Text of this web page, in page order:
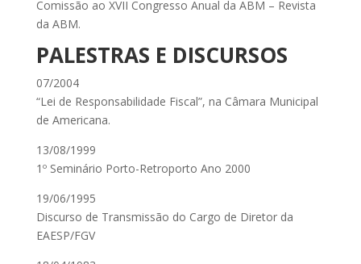
Comissão ao XVII Congresso Anual da ABM – Revista
da ABM.
PALESTRAS E DISCURSOS
07/2004
“Lei de Responsabilidade Fiscal”, na Câmara Municipal
de Americana.
13/08/1999
1º Seminário Porto-Retroporto Ano 2000
19/06/1995
Discurso de Transmissão do Cargo de Diretor da
EAESP/FGV